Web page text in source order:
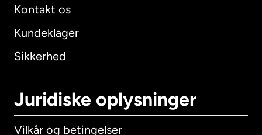
Kontakt os
Kundeklager
Sikkerhed
Juridiske oplysninger
Vilkår og betingelser